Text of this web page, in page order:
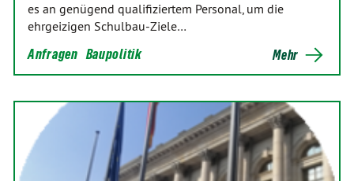
es an genügend qualifiziertem Personal, um die
ehrgeizigen Schulbau-Ziele…
Anfragen Baupolitik Mehr